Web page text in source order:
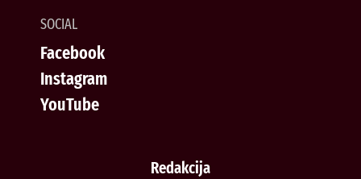
SOCIAL
Facebook
Instagram
YouTube
Redakcija